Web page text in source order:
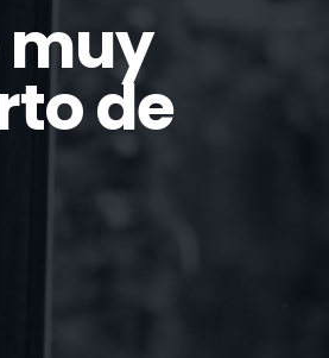
muy
de